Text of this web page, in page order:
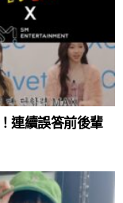
連續誤答前後輩